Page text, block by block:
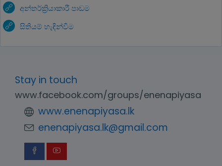
අන්තර්ක්‍රියාකාරී පාඩම
සිතියම් හැඳින්වීම
Stay in touch
www.facebook.com/groups/enenapiyasa
www.enenapiyasa.lk
enenapiyasa.lk@gmail.com